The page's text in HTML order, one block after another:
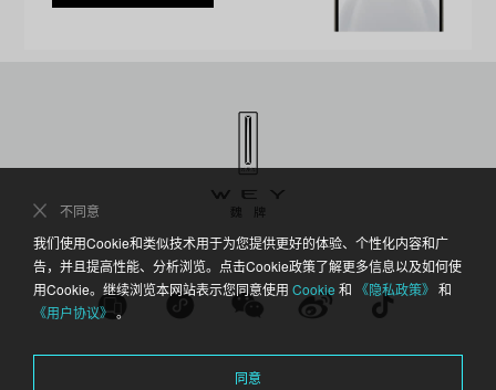
不同意
我们使用Cookie和类似技术用于为您提供更好的体验、个性化内容和广
告，并且提高性能、分析浏览。点击Cookie政策了解更多信息以及如何使
用Cookie。继续浏览本网站表示您同意使用 Cookie 和 《隐私政策》 和
《用户协议》。
同意